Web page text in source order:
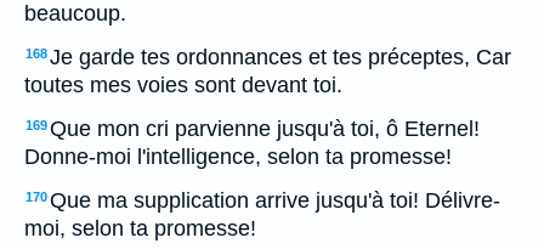
beaucoup.
168Je garde tes ordonnances et tes préceptes, Car
toutes mes voies sont devant toi.
169Que mon cri parvienne jusqu'à toi, ô Eternel!
Donne-moi l'intelligence, selon ta promesse!
170Que ma supplication arrive jusqu'à toi! Délivre-
moi, selon ta promesse!